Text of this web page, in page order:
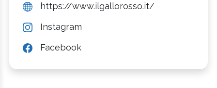
https://www.ilgallorosso.it/
Instagram
Facebook